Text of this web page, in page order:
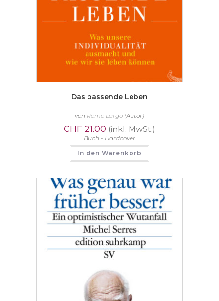
Das passende Leben
von Remo Largo (Autor)
CHF 21.00 (inkl. MwSt.)
Buch - Hardcover
In den Warenkorb